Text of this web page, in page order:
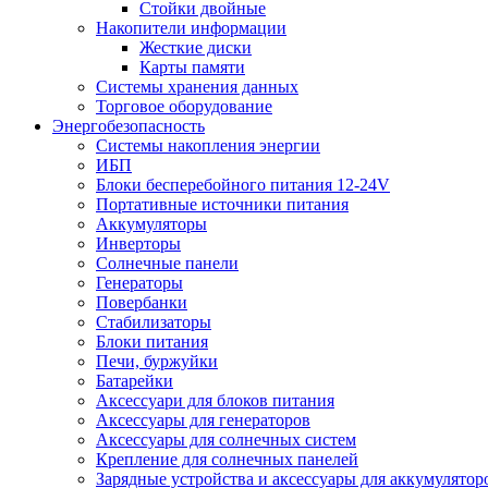
Стойки двойные
Накопители информации
Жесткие диски
Карты памяти
Системы хранения данных
Торговое оборудование
Энергобезопасность
Системы накопления энергии
ИБП
Блоки бесперебойного питания 12-24V
Портативные источники питания
Аккумуляторы
Инверторы
Солнечные панели
Генераторы
Повербанки
Стабилизаторы
Блоки питания
Печи, буржуйки
Батарейки
Аксессуари для блоков питания
Аксессуары для генераторов
Аксессуары для солнечных систем
Крепление для солнечных панелей
Зарядные устройства и аксессуары для